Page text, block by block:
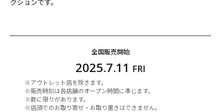
全国販売開始
2025.7.11 FRI
※アウトレット店を除きます。
※販売時刻は各店舗のオープン時間に準じます。
※数に限りがあります。
※店頭でのお取り寄せ・お取り置きはできません。